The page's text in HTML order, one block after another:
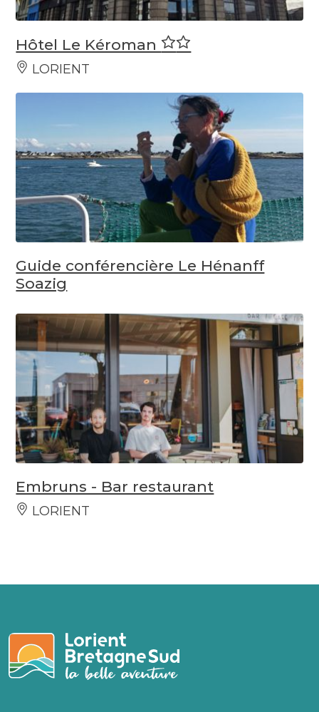
Hôtel Le Kéroman
LORIENT
Guide conférencière Le Hénanff
Soazig
Embruns - Bar restaurant
LORIENT